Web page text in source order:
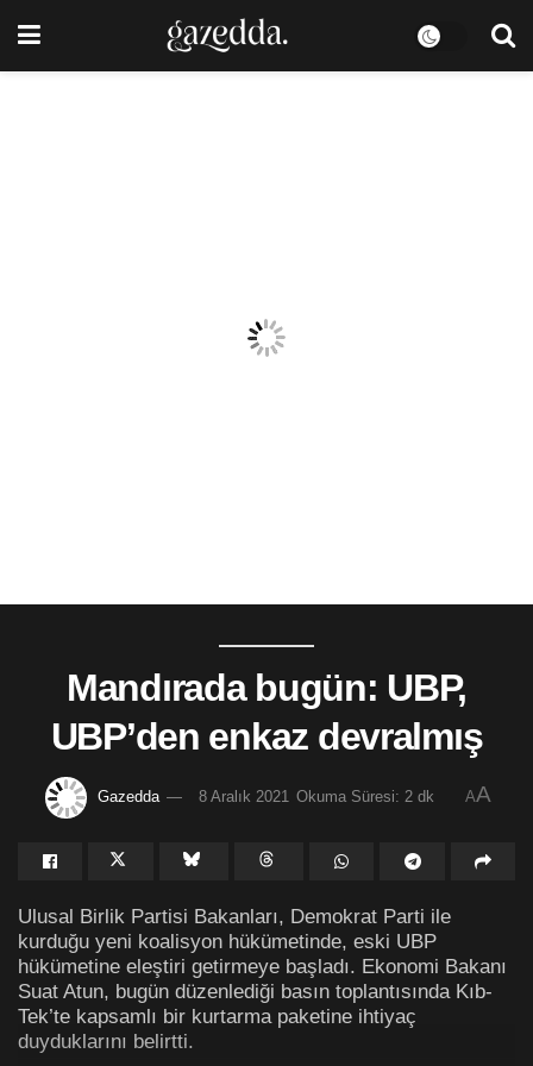
Mandırada bugün: UBP,
UBP’den enkaz devralmış
Gazedda 8 Aralık 2021 Okuma Süresi: 2 dk AA
Ulusal Birlik Partisi Bakanları, Demokrat Parti ile
kurduğu yeni koalisyon hükümetinde, eski UBP
hükümetine eleştiri getirmeye başladı. Ekonomi Bakanı
Suat Atun, bugün düzenlediği basın toplantısında Kıb-
Tek’te kapsamlı bir kurtarma paketine ihtiyaç
duyduklarını belirtti.